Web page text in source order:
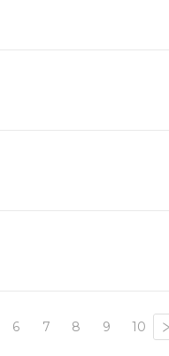
6 7 8 9 10